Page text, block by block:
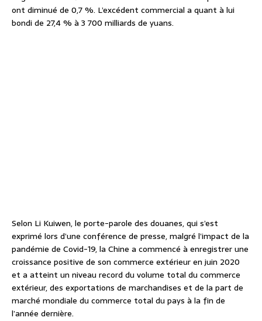
ont diminué de 0,7 %. L’excédent commercial a quant à lui
bondi de 27,4 % à 3 700 milliards de yuans.
Selon Li Kuiwen, le porte-parole des douanes, qui s’est
exprimé lors d’une conférence de presse, malgré l’impact de la
pandémie de Covid-19, la Chine a commencé à enregistrer une
croissance positive de son commerce extérieur en juin 2020
et a atteint un niveau record du volume total du commerce
extérieur, des exportations de marchandises et de la part de
marché mondiale du commerce total du pays à la fin de
l’année dernière.